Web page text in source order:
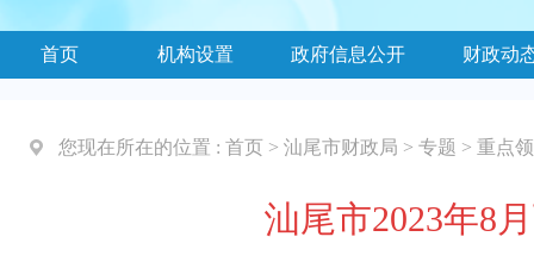
首页 机构设置 政府信息公开 财政动
您现在所在的位置 : 首页 > 汕尾市财政局 > 专题 > 重点
汕尾市2023年8